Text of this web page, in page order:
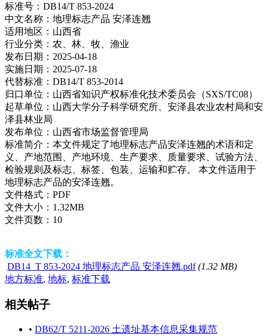
标准号： DB14/T 853-2024
中文名称： 地理标志产品 安泽连翘
适用地区： 山西省
行业分类： 农、林、牧、渔业
发布日期： 2025-04-18
实施日期： 2025-07-18
代替标准： DB14/T 853-2014
归口单位： 山西省知识产权标准化技术委员会（SXS/TC08）
起草单位： 山西大学分子科学研究所、安泽县农业农村局和安
泽县林业局
发布单位： 山西省市场监督管理局
标准简介： 本文件规定了地理标志产品安泽连翘的术语和定
义、产地范围、产地环境、生产要求、质量要求、试验方法、
检验规则及标志、标签、包装、运输和贮存。 本文件适用于
地理标志产品的安泽连翘。
文件格式： PDF
文件大小： 1.32MB
文件页数： 10
标准全文下载：
DB14_T 853-2024 地理标志产品 安泽连翘.pdf (1.32 MB)
地方标准, 地标, 标准下载
相关帖子
• DB62/T 5211-2026 土遗址基本信息采集规范